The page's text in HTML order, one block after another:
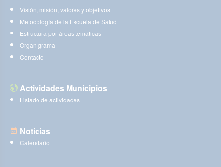
Visión, misión, valores y objetivos
Metodología de la Escuela de Salud
Estructura por áreas temáticas
Organigrama
Contacto
Actividades Municipios
Listado de actividades
Noticias
Calendario